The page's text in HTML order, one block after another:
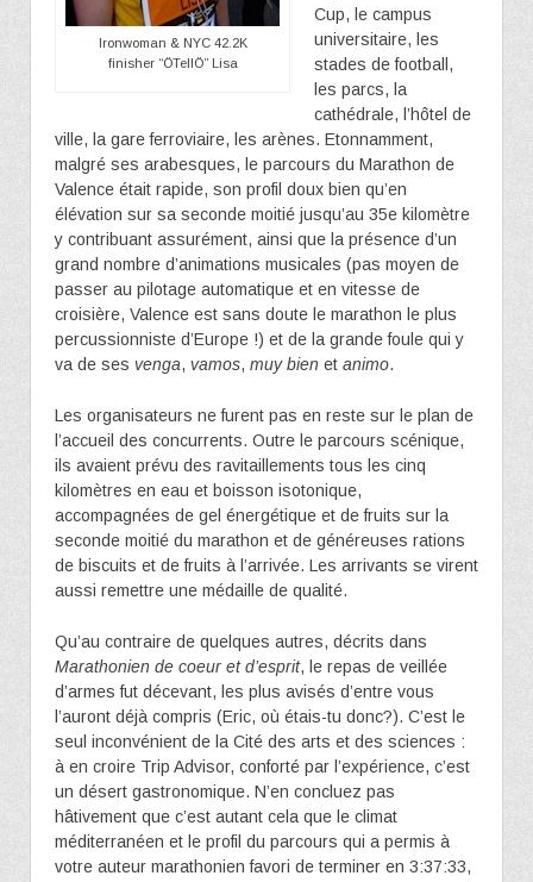
Ironwoman & NYC 42.2K
finisher “ÖTellÖ” Lisa
Cup, le campus
universitaire, les
stades de football,
les parcs, la
cathédrale, l’hôtel de
ville, la gare ferroviaire, les arènes. Etonnamment,
malgré ses arabesques, le parcours du Marathon de
Valence était rapide, son profil doux bien qu’en
élévation sur sa seconde moitié jusqu’au 35e kilomètre
y contribuant assurément, ainsi que la présence d’un
grand nombre d’animations musicales (pas moyen de
passer au pilotage automatique et en vitesse de
croisière, Valence est sans doute le marathon le plus
percussionniste d’Europe !) et de la grande foule qui y
va de ses venga, vamos, muy bien et animo.
Les organisateurs ne furent pas en reste sur le plan de
l’accueil des concurrents. Outre le parcours scénique,
ils avaient prévu des ravitaillements tous les cinq
kilomètres en eau et boisson isotonique,
accompagnées de gel énergétique et de fruits sur la
seconde moitié du marathon et de généreuses rations
de biscuits et de fruits à l’arrivée. Les arrivants se virent
aussi remettre une médaille de qualité.
Qu’au contraire de quelques autres, décrits dans
Marathonien de coeur et d’esprit, le repas de veillée
d’armes fut décevant, les plus avisés d’entre vous
l’auront déjà compris (Eric, où étais-tu donc?). C’est le
seul inconvénient de la Cité des arts et des sciences :
à en croire Trip Advisor, conforté par l’expérience, c’est
un désert gastronomique. N’en concluez pas
hâtivement que c’est autant cela que le climat
méditerranéen et le profil du parcours qui a permis à
votre auteur marathonien favori de terminer en 3:37:33,